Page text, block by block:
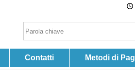
Contatti Metodi di